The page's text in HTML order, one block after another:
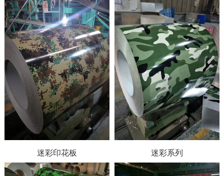
迷彩印花板 迷彩系列